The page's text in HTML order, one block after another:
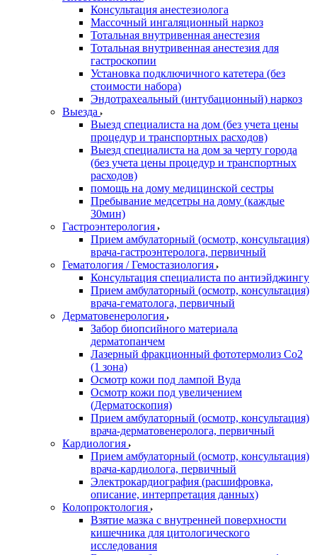
Консультация анестезиолога
Массочный ингаляционный наркоз
Тотальная внутривенная анестезия
Тотальная внутривенная анестезия для
гастроскопии
Установка подключичного катетера (без
стоимости набора)
Эндотрахеальный (интубационный) наркоз
Выезда
Выезд специалиста на дом (без учета цены
процедур и транспортных расходов)
Выезд специалиста на дом за черту города
(без учета цены процедур и транспортных
расходов)
помощь на дому медицинской сестры
Пребывание медсетры на дому (каждые
30мин)
Гастроэнтерология
Прием амбулаторный (осмотр, консультация)
врача-гастроэнтеролога, первичный
Гематология / Гемостазиология
Консультация специалиста по антиэйджингу
Прием амбулаторный (осмотр, консультация)
врача-гематолога, первичный
Дерматовенерология
Забор биопсийного материала
дерматопанчем
Лазерный фракционный фототермолиз Со2
(1 зона)
Осмотр кожи под лампой Вуда
Осмотр кожи под увеличением
(Дерматоскопия)
Прием амбулаторный (осмотр, консультация)
врача-дерматовенеролога, первичный
Кардиология
Прием амбулаторный (осмотр, консультация)
врача-кардиолога, первичный
Электрокардиография (расшифровка,
описание, интерпретация данных)
Колопроктология
Взятие мазка с внутренней поверхности
кишечника для цитологического
исследования